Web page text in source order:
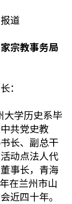
道
宗教事务局
：
大学历史系毕
共党史教
长、副总干
动点法人代
事长，青海
在兰州市山
近四十年。